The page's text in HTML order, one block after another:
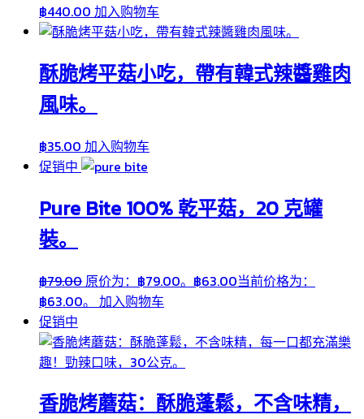
฿440.00 加入购物车
酥脆烤平菇小吃，帶有韓式辣醬雞肉
風味。
฿35.00 加入购物车
促销中
Pure Bite 100% 乾平菇，20 克罐
裝。
฿79.00 原价为：฿79.00。 ฿63.00当前价格为：
฿63.00。 加入购物车
促销中
香脆烤蘑菇：酥脆蓬鬆，不含味精，